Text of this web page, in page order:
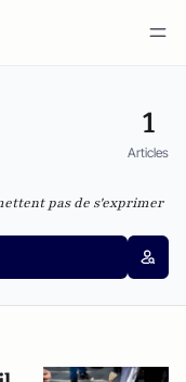
1
Articles
pas de s'exprimer